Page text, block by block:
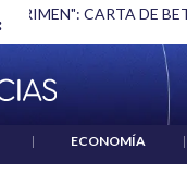
CRIMEN": CARTA DE
| ECONOMÍA |